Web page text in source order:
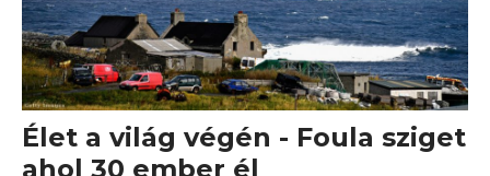
Élet a világ végén - Foula sziget
ahol 30 ember él